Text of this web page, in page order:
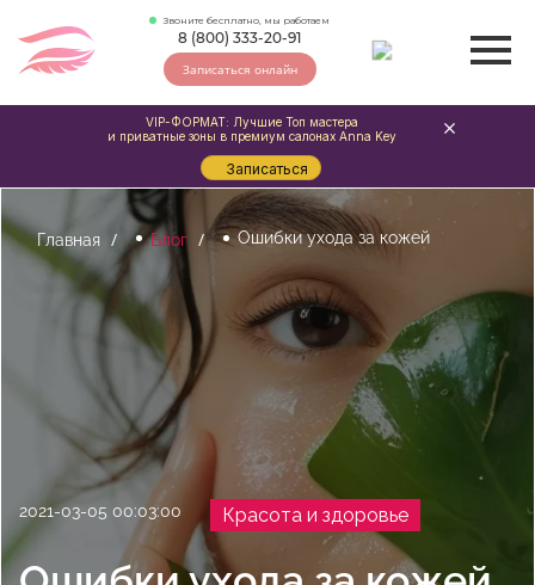
Звоните бесплатно, мы работаем
8 (800) 333-20-91
Записаться онлайн
Главная Блог Ошибки ухода за кожей
2021-03-05 00:03:00 Красота и здоровье
VIP-ФОРМАТ: Лучшие Топ мастера
и приватные зоны в премиум салонах Anna Key
Записаться